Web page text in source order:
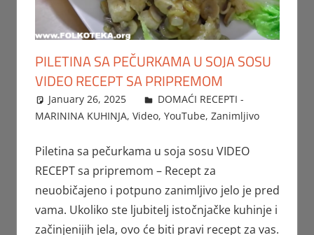
PILETINA SA PEČURKAMA U SOJA SOSU
VIDEO RECEPT SA PRIPREMOM
January 26, 2025 FTorgAdmin
DOMAĆI RECEPTI -
MARININA KUHINJA, Video, YouTube, Zanimljivo
Piletina sa pečurkama u soja sosu VIDEO
RECEPT sa pripremom – Recept za
neuobičajeno i potpuno zanimljivo jelo je pred
vama. Ukoliko ste ljubitelj istočnjačke kuhinje i
začinjenijih jela, ovo će biti pravi recept za vas.